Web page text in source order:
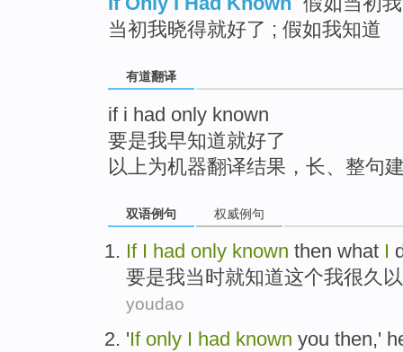
当初我晓得就好了 ; 假如我知道
有道翻译
if i had only known
要是我早知道就好了
以上为机器翻译结果，长、整句
双语例句 权威例句
If I had only known then what I
要是我当时就知道这个我很久
youdao
'If only I had known you then,'